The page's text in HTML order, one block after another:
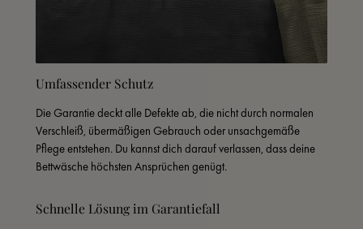
Umfassender Schutz
Die Garantie deckt alle Defekte ab, die nicht durch normalen
Verschleiß, übermäßigen Gebrauch oder unsachgemäße
Pflege entstehen. Du kannst dich darauf verlassen, dass deine
Bettwäsche höchsten Ansprüchen genügt.
Schnelle Lösung im Garantiefall